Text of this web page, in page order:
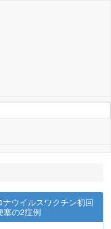
ナウイルスワクチン初回
塞の2症例